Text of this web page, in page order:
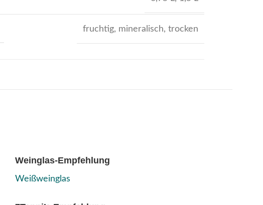
fruchtig, mineralisch, trocken
Weinglas-Empfehlung
Weißweinglas